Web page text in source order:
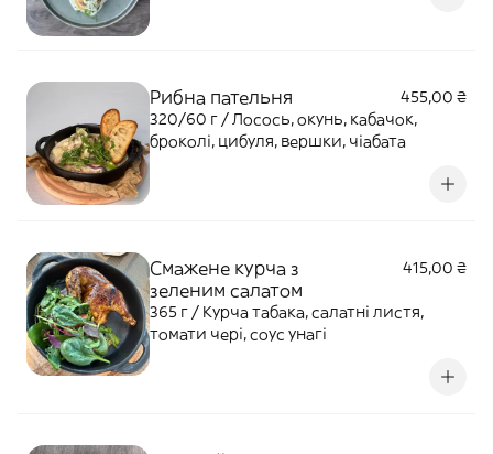
Рибна пательня
455,00 ₴
320/60 г / Лосось, окунь, кабачок,
броколі, цибуля, вершки, чіабата
Смажене курча з
зеленим салатом
415,00 ₴
365 г / Курча табака, салатні листя,
томати чері, соус унагі